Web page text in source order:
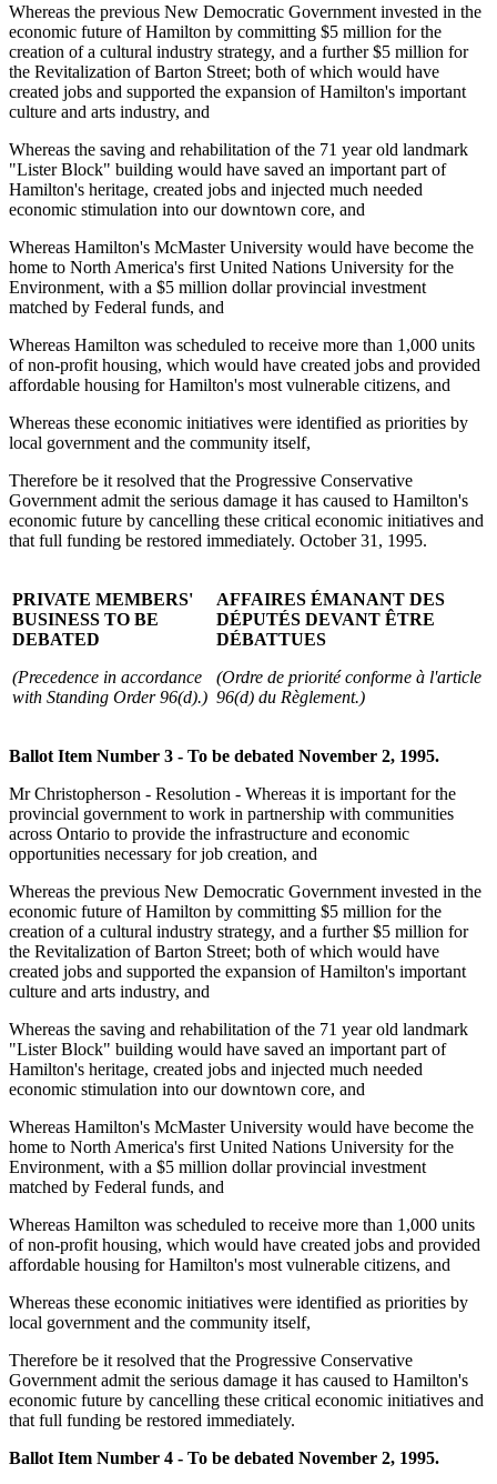
Whereas the previous New Democratic Government invested in the
economic future of Hamilton by committing $5 million for the
creation of a cultural industry strategy, and a further $5 million for
the Revitalization of Barton Street; both of which would have
created jobs and supported the expansion of Hamilton's important
culture and arts industry, and
Whereas the saving and rehabilitation of the 71 year old landmark
"Lister Block" building would have saved an important part of
Hamilton's heritage, created jobs and injected much needed
economic stimulation into our downtown core, and
Whereas Hamilton's McMaster University would have become the
home to North America's first United Nations University for the
Environment, with a $5 million dollar provincial investment
matched by Federal funds, and
Whereas Hamilton was scheduled to receive more than 1,000 units
of non-profit housing, which would have created jobs and provided
affordable housing for Hamilton's most vulnerable citizens, and
Whereas these economic initiatives were identified as priorities by
local government and the community itself,
Therefore be it resolved that the Progressive Conservative
Government admit the serious damage it has caused to Hamilton's
economic future by cancelling these critical economic initiatives and
that full funding be restored immediately. October 31, 1995.
PRIVATE MEMBERS'
BUSINESS TO BE
DEBATED
(Precedence in accordance
with Standing Order 96(d).)
AFFAIRES ÉMANANT DES
DÉPUTÉS DEVANT ÊTRE
DÉBATTUES
(Ordre de priorité conforme à l'article
96(d) du Règlement.)
Ballot Item Number 3 - To be debated November 2, 1995.
Mr Christopherson - Resolution - Whereas it is important for the
provincial government to work in partnership with communities
across Ontario to provide the infrastructure and economic
opportunities necessary for job creation, and
Whereas the previous New Democratic Government invested in the
economic future of Hamilton by committing $5 million for the
creation of a cultural industry strategy, and a further $5 million for
the Revitalization of Barton Street; both of which would have
created jobs and supported the expansion of Hamilton's important
culture and arts industry, and
Whereas the saving and rehabilitation of the 71 year old landmark
"Lister Block" building would have saved an important part of
Hamilton's heritage, created jobs and injected much needed
economic stimulation into our downtown core, and
Whereas Hamilton's McMaster University would have become the
home to North America's first United Nations University for the
Environment, with a $5 million dollar provincial investment
matched by Federal funds, and
Whereas Hamilton was scheduled to receive more than 1,000 units
of non-profit housing, which would have created jobs and provided
affordable housing for Hamilton's most vulnerable citizens, and
Whereas these economic initiatives were identified as priorities by
local government and the community itself,
Therefore be it resolved that the Progressive Conservative
Government admit the serious damage it has caused to Hamilton's
economic future by cancelling these critical economic initiatives and
that full funding be restored immediately.
Ballot Item Number 4 - To be debated November 2, 1995.